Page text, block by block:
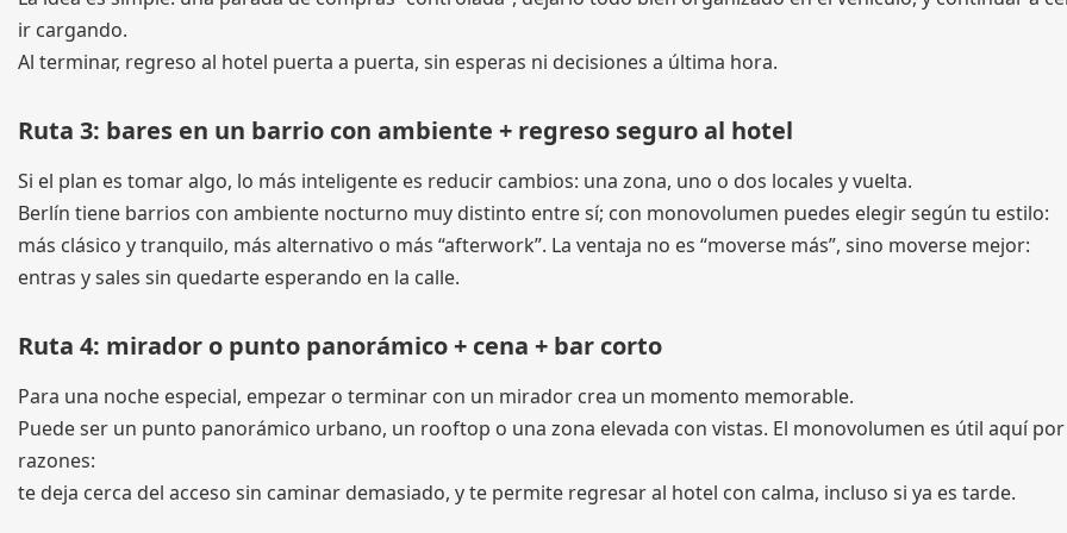
ir cargando.
Al terminar, regreso al hotel puerta a puerta, sin esperas ni decisiones a última hora.
Ruta 3: bares en un barrio con ambiente + regreso seguro al hotel
Si el plan es tomar algo, lo más inteligente es reducir cambios: una zona, uno o dos locales y vuelta.
Berlín tiene barrios con ambiente nocturno muy distinto entre sí; con monovolumen puedes elegir según tu estilo:
más clásico y tranquilo, más alternativo o más “afterwork”. La ventaja no es “moverse más”, sino moverse mejor:
entras y sales sin quedarte esperando en la calle.
Ruta 4: mirador o punto panorámico + cena + bar corto
Para una noche especial, empezar o terminar con un mirador crea un momento memorable.
Puede ser un punto panorámico urbano, un rooftop o una zona elevada con vistas. El monovolumen es útil aquí
razones:
te deja cerca del acceso sin caminar demasiado, y te permite regresar al hotel con calma, incluso si ya es tarde.